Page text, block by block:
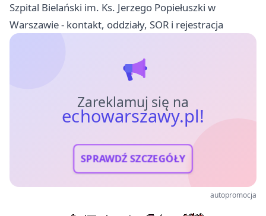
Szpital Bielański im. Ks. Jerzego Popiełuszki w
Warszawie - kontakt, oddziały, SOR i rejestracja
Zareklamuj się na
echowarszawy.pl!
SPRAWDŹ SZCZEGÓŁY
autopromocja